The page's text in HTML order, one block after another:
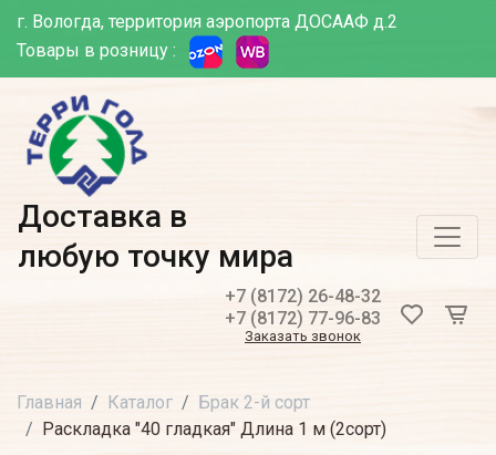
г. Вологда, территория аэропорта ДОСААФ д.2
Товары в розницу :
Доставка в
любую точку мира
+7 (8172) 26-48-32
+7 (8172) 77-96-83
Заказать звонок
Главная Каталог
Брак 2-й сорт
Раскладка "40 гладкая" Длина 1 м (2сорт)